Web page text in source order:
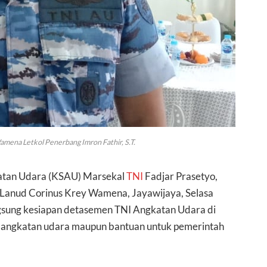
Letkol Penerbang Imron Fathir, S.T.
Udara (KSAU) MarsekalTNI Fadjar Prasetyo,
Corinus Krey Wamena, Jayawijaya, Selasa
kesiapan detasemen TNI Angkatan Udara di
udara maupun bantuan untuk pemerintah